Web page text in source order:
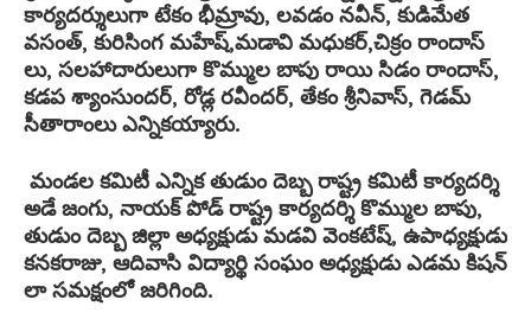
కార్యదర్శులుగా టేకం భీమ్రావు, లవడం నవీన్, కుడిమేత
వసంత్, కురిసింగ మహేష్,మడావి మధుకర్,చిక్రం రాందాస్
లు, సలహాదారులుగా కొమ్ముల బాపు రాయి సిడం రాందాస్,
కడప శ్యాంసుందర్, రోడ్ల రవీందర్, తేకం శ్రీనివాస్, గెడమ్
సీతారాంలు ఎన్నికయ్యారు.
మండల కమిటీ ఎన్నిక తుడుం దెబ్బ రాష్ట్ర కమిటీ కార్యదర్శి
అడే జంగు, నాయక్ పోడ్ రాష్ట్ర కార్యదర్శి కొమ్ముల బాపు,
తుడుం దెబ్బ జిల్లా అధ్యక్షుడు మడవి వెంకటేష్, ఉపాధ్యక్షుడు
కనకరాజు, ఆదివాసి విద్యార్థి సంఘం అధ్యక్షుడు ఎడమ కిషన్
లా సమక్షంలో జరిగింది.